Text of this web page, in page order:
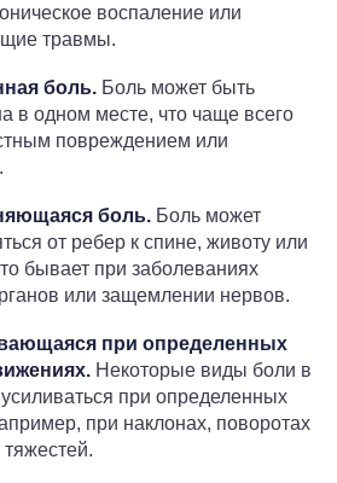
воспаление или
травмы.
боль. Боль может быть
в одном месте, что чаще всего
повреждением или
боль. Боль может
от ребер к спине, животу или
бывает при заболеваниях
или защемлении нервов.
при определенных
Некоторые виды боли в
при определенных
при наклонах, поворотах